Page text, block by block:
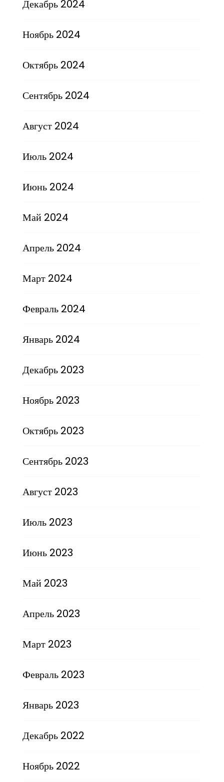
Декабрь 2024
Ноябрь 2024
Октябрь 2024
Сентябрь 2024
Август 2024
Июль 2024
Июнь 2024
Май 2024
Апрель 2024
Март 2024
Февраль 2024
Январь 2024
Декабрь 2023
Ноябрь 2023
Октябрь 2023
Сентябрь 2023
Август 2023
Июль 2023
Июнь 2023
Май 2023
Апрель 2023
Март 2023
Февраль 2023
Январь 2023
Декабрь 2022
Ноябрь 2022